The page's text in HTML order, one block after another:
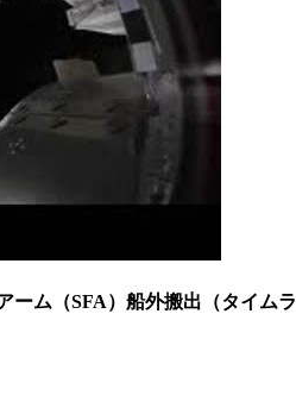
ーム（SFA）船外搬出（タイムラ